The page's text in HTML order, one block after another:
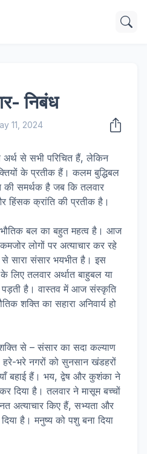
निबंध
11, 2024
से सभी परिचित हैं, लेकिन
के प्रतीक हैं। कलम बुद्धिबल
की समर्थक है जब कि तलवार
हिंसक क्रांति की प्रतीक है।
बल का बहुत महत्व है। आज
लोगों पर अत्याचार कर रहे
सारा संसार भयभीत है। इस
लिए तलवार अर्थात बाहुबल या
है। वास्तव में आज संस्कृति
शक्ति का सहारा अनिवार्य हो
से – संसार का सदा कल्याण
भरे नगरों को सुनसान खंडहरों
बहाई हैं। भय, द्वेष और कुशंका ने
दिया है। तलवार ने मासूम बच्चों
अत्याचार किए हैं, सभ्यता और
है। मनुष्य को पशु बना दिया